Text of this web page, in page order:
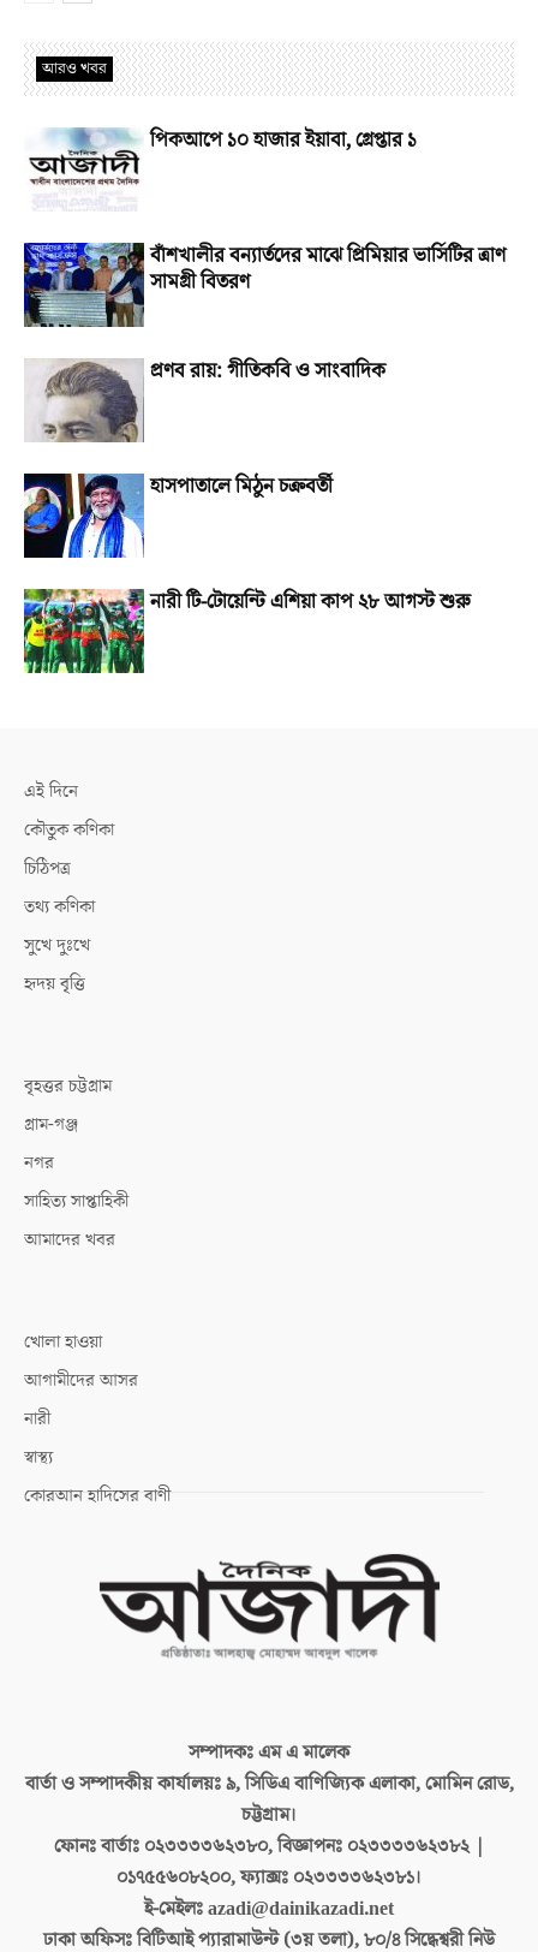
আরও খবর
পিকআপে ১০ হাজার ইয়াবা, গ্রেপ্তার ১
বাঁশখালীর বন্যার্তদের মাঝে প্রিমিয়ার ভার্সিটির ত্রাণ
সামগ্রী বিতরণ
প্রণব রায়: গীতিকবি ও সাংবাদিক
হাসপাতালে মিঠুন চক্রবর্তী
নারী টি-টোয়েন্টি এশিয়া কাপ ২৮ আগস্ট শুরু
এই দিনে
কৌতুক কণিকা
চিঠিপত্র
তথ্য কণিকা
সুখে দুঃখে
হৃদয় বৃত্তি
বৃহত্তর চট্টগ্রাম
গ্রাম-গঞ্জ
নগর
সাহিত্য সাপ্তাহিকী
আমাদের খবর
খোলা হাওয়া
আগামীদের আসর
নারী
স্বাস্থ্য
কোরআন হাদিসের বাণী
সম্পাদকঃএম এ মালেক
বার্তা ও সম্পাদকীয় কার্যালয়ঃ৯, সিডিএ বাণিজ্যিক এলাকা, মোমিন রোড,
চট্টগ্রাম।
ফোনঃ বার্তাঃ ০২৩৩৩৩৬২৩৮০, বিজ্ঞাপনঃ ০২৩৩৩৩৬২৩৮২ |
০১৭৫৫৬০৮২০০, ফ্যাক্সঃ ০২৩৩৩৩৬২৩৮১।
ই-মেইলঃazadi@dainikazadi.net
ঢাকা অফিসঃবিটিআই প্যারামাউন্ট (৩য় তলা), ৮০/৪ সিদ্ধেশ্বরী নিউ